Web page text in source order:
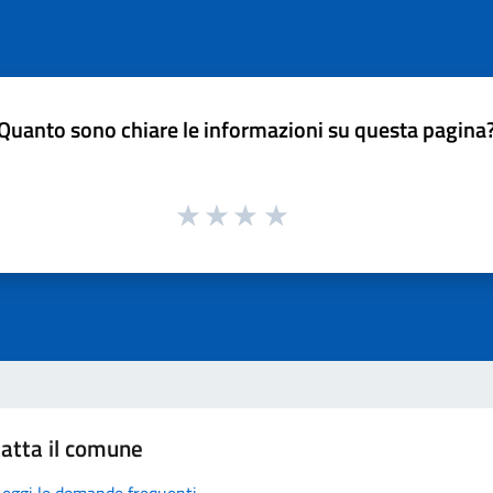
sono chiare le informazioni su questa
il comune